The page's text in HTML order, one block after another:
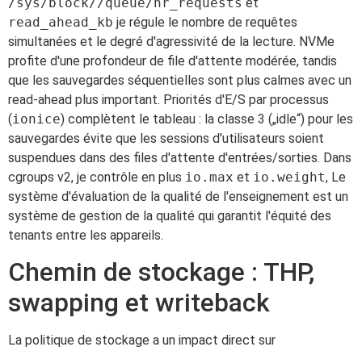
read_ahead_kb je régule le nombre de requêtes
simultanées et le degré d'agressivité de la lecture. NVMe
profite d'une profondeur de file d'attente modérée, tandis
que les sauvegardes séquentielles sont plus calmes avec un
read-ahead plus important. Priorités d'E/S par processus
(ionice) complètent le tableau : la classe 3 („idle“) pour les
sauvegardes évite que les sessions d'utilisateurs soient
suspendues dans des files d'attente d'entrées/sorties. Dans
cgroups v2, je contrôle en plus io.max et io.weight, Le
système d'évaluation de la qualité de l'enseignement est un
système de gestion de la qualité qui garantit l'équité des
tenants entre les appareils.
Chemin de stockage : THP,
swapping et writeback
La politique de stockage a un impact direct sur